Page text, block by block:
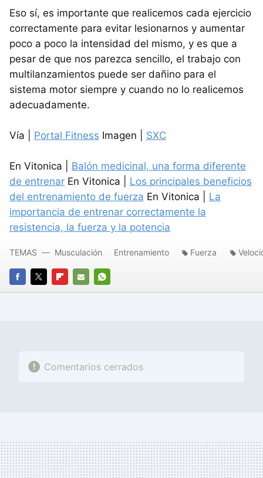
Eso sí, es importante que realicemos cada ejercicio
correctamente para evitar lesionarnos y aumentar
poco a poco la intensidad del mismo, y es que a
pesar de que nos parezca sencillo, el trabajo con
multilanzamientos puede ser dañino para el
sistema motor siempre y cuando no lo realicemos
adecuadamente.
Vía | Portal Fitness Imagen | SXC
En Vitonica | Balón medicinal, una forma diferente
de entrenar En Vitonica | Los principales beneficios
del entrenamiento de fuerza En Vitonica | La
importancia de entrenar correctamente la
resistencia, la fuerza y la potencia
FACEBOOK
TWITTERFLIPBOARD
E-
WHATSAPP
TEMAS Musculación Entrenamiento Fuerza
Comentarios cerrados